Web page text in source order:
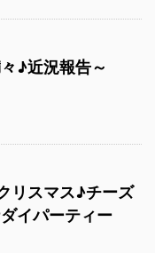
♪近況報告～
リスマス♪チーズ
イパーティー